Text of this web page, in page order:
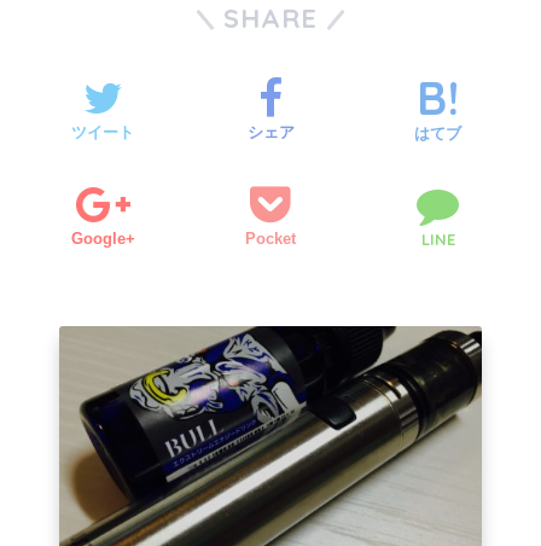
SHARE
ツイート シェア はてブ
Google+ Pocket LINE